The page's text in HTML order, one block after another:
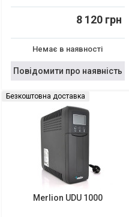
8 120 грн
Немає в наявності
Повідомити про наявність
Безкоштовна доставка
Merlion UDU 1000